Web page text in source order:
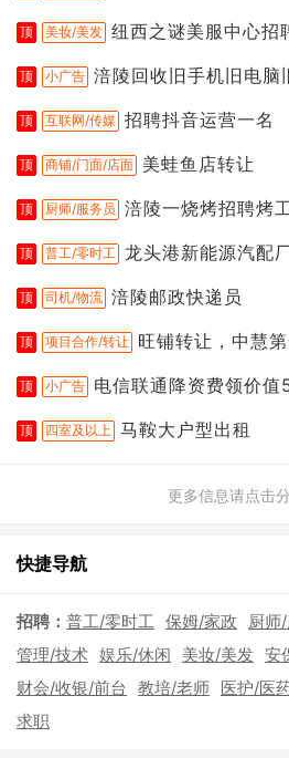
顶 美妆/美发 纽西之谜美服中心招
顶 小广告 涪陵回收旧手机旧电脑
顶 互联网/传媒 招聘抖音运营一名
顶 商铺/门面/店面 美蛙鱼店转让
顶 厨师/服务员 涪陵一烧烤招聘烤
顶 普工/零时工 龙头港新能源汽配
顶 司机/物流 涪陵邮政快递员
顶 项目合作/转让 旺铺转让，中慧
顶 小广告 电信联通降资费领价
顶 四室及以上 马鞍大户型出租
更多信息请点击
快捷导航
招聘： 普工/零时工 保姆/家政 厨师
管理/技术 娱乐/休闲 美妆/美发 安
财会/收银/前台 教培/老师 医护/医
求职